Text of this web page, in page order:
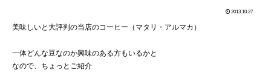
2013.10.27
美味しいと大評判の当店のコーヒー（マタリ・アルマカ）
一体どんな豆なのか興味のある方もいるかと
なので、ちょっとご紹介